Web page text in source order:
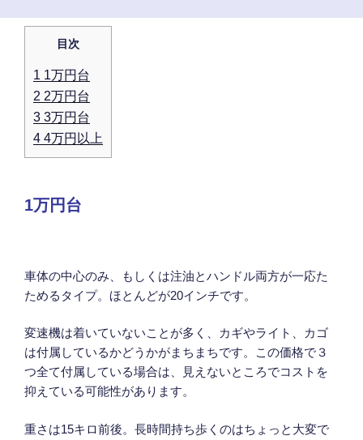
目次
1 1万円台
2 2万円台
3 3万円台
4 4万円以上
1万円台
車体の中心のみ、もしくは注油とハンドル両方が一応た
ためるタイプ。ほとんどが20インチです。
変速機は着いていないことが多く、カギやライト、カゴ
は付属しているかどうかがまちまちです。この価格で３
つ全て付属している場合は、見えないところでコストを
抑えている可能性があります。
重さは15キロ前後。長時間持ち歩くのはちょっと大変で